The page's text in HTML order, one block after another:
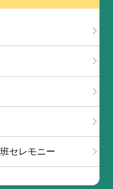
セレモニー